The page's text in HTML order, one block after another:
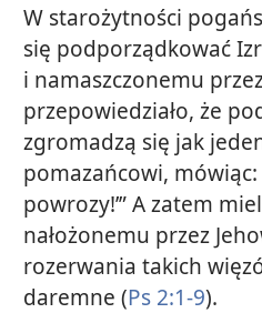
W starożytności
się podporządkować
i namaszczonemu
przepowiedziało, że
zgromadzą się jak
pomazańcowi,
powrozy!’” A zatem
nałożonemu przez
rozerwania takich
daremne (Ps 2:1-9).